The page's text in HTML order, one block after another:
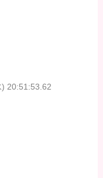
20:51:53.62